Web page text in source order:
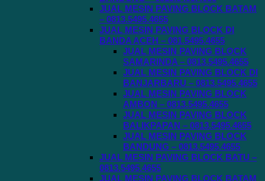
JUAL MESIN PAVING BLOCK BATAM
– 0813.5495.4655
JUAL MESIN PAVING BLOCK DI
BANDA ACEH – 081.5495.4655
JUAL MESIN PAVING BLOCK
SAMARINDA – 0813.5495.4655
JUAL MESIN PAVING BLOCK DI
BANJARBARU – 0813.5495.4655
JUAL MESIN PAVING BLOCK
AMBON – 0813.5495.4655
JUAL MESIN PAVING BLOCK
BALIKPAPAN – 0813.5495.4655
JUAL MESIN PAVING BLOCK
BANDUNG – 0813.5495.4655
JUAL MESIN PAVING BLOCK BATU –
0813.5495.4655
JUAL MESIN PAVING BLOCK BATAM